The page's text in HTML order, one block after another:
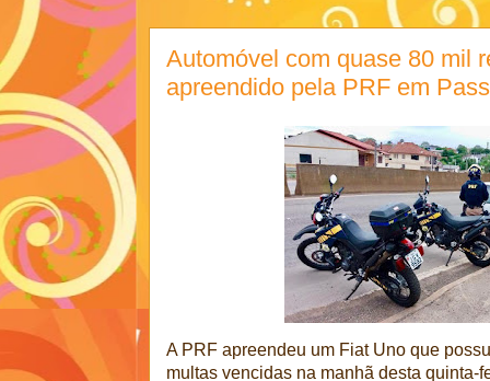
Automóvel com quase 80 mil
apreendido pela PRF em
A PRF apreendeu um Fiat Uno que
multas vencidas na manhã desta quinta-